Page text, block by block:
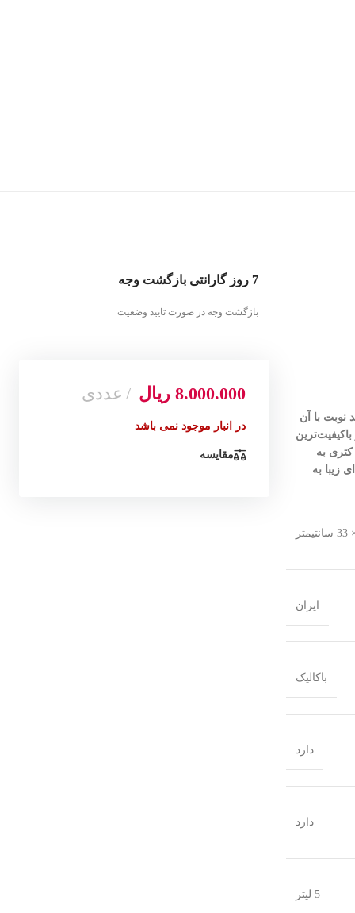
7 روز گارانتی بازگشت وجه
بازگشت وجه در صورت تایید وضعیت
نوبت با آن
کتری و قوری مرادی مدل 313 را می‌توان یکی از باکیفیت‌ترین
کتری به
شکیل بوده و جلوه‌ای زیبا به
ایران
باکالیک
دارد
دارد
5 لیتر
8.000.000 ریال عددی
در انبار موجود نمی باشد
مقایسه